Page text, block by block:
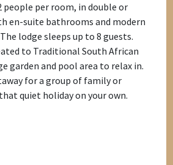
people per room, in double or
en-suite bathrooms and modern
lodge sleeps up to 8 guests.
to Traditional South African
garden and pool area to relax in.
for a group of family or
quiet holiday on your own.